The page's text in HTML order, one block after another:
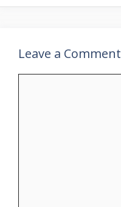
Leave a Comment